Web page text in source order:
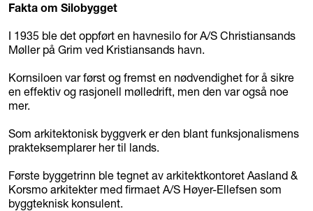
Fakta om Silobygget
I 1935 ble det oppført en havnesilo for A/S Christiansands
Møller på Grim ved Kristiansands havn.
Kornsiloen var først og fremst en nødvendighet for å sikre
en effektiv og rasjonell mølledrift, men den var også noe
mer.
Som arkitektonisk byggverk er den blant funksjonalismens
prakteksemplarer her til lands.
Første byggetrinn ble tegnet av arkitektkontoret Aasland &
Korsmo arkitekter med firmaet A/S Høyer-Ellefsen som
byggteknisk konsulent.